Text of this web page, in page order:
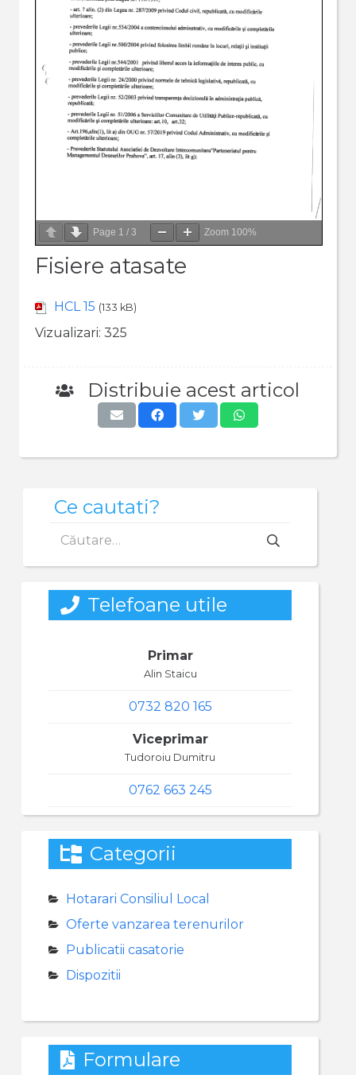
Page 1 / 3 Zoom 100%
Fisiere atasate
HCL 15 (133 kB)
Vizualizari: 325
Distribuie acest articol
Ce cautati?
după:
Telefoane utile
Primar
Alin Staicu
0732 820 165
Viceprimar
Tudoroiu Dumitru
0762 663 245
Categorii
Hotarari Consiliul Local
Oferte vanzarea terenurilor
Publicatii casatorie
Dispozitii
Formulare